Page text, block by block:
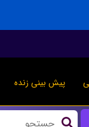
پیش بینی زنده